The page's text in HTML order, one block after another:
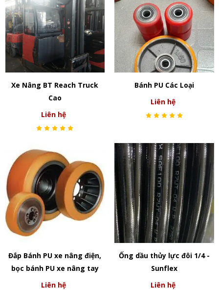
Xe Nâng BT Reach Truck
Cao
Liên hệ
Bánh PU Các Loại
Liên hệ
Đắp Bánh PU xe nâng điện,
bọc bánh PU xe nâng tay
Liên hệ
Ống dầu thủy lực đôi 1/4 -
Sunflex
Liên hệ